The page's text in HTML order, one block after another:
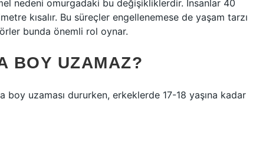
nedeni omurgadaki bu değişikliklerdir. İnsanlar 40
kısalır. Bu süreçler engellenemese de yaşam tarzı
bunda önemli rol oynar.
BOY UZAMAZ?
boy uzaması dururken, erkeklerde 17-18 yaşına kadar